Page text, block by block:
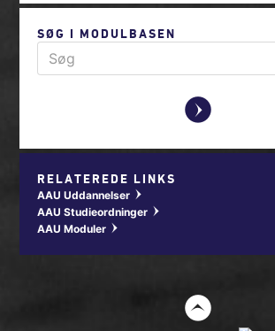
SØG I MODULBASEN
y
RELATEREDE LINKS
AAU Uddannelser w
AAU Studieordninger w
AAU Moduler w
t